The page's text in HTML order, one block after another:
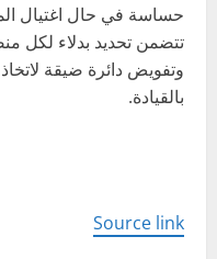
حساسة في حال اغتيال
تتضمن تحديد بدلاء
وتفويض دائرة ضيقة
بالقيادة.
Source link